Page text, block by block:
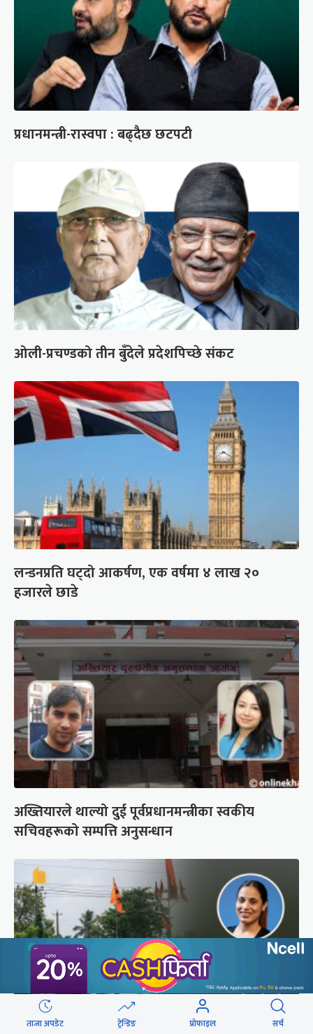
प्रधानमन्त्री-रास्वपा : बढ्दैछ छटपटी
ओली-प्रचण्डको तीन बुँदेले प्रदेशपिच्छे संकट
लन्डनप्रति घट्दो आकर्षण, एक वर्षमा ४ लाख २०
हजारले छाडे
अख्तियारले थाल्यो दुई पूर्वप्रधानमन्त्रीका स्वकीय
सचिवहरूको सम्पत्ति अनुसन्धान
ताजा अपडेट ट्रेन्डिङ प्रोफाइल सर्च